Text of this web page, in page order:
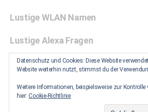
Lustige WLAN Namen
Lustige Alexa Fragen
Zwischenablage unter Windows
Datenschutz und Cookies: Diese Website
Website weiterhin nutzt, stimmst du der
Weitere Informationen, beispielsweise zur
hier:Cookie-Richtlinie